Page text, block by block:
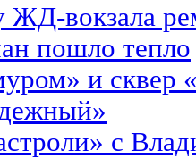
ЖД-вокзала
пошло тепло
и сквер
с